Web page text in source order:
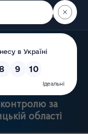
Пошук
контролю за
області